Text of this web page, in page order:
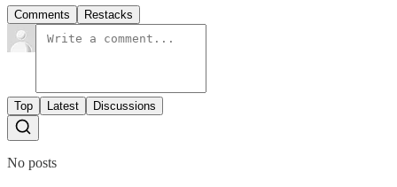
Comments Restacks
Top Latest Discussions
No posts